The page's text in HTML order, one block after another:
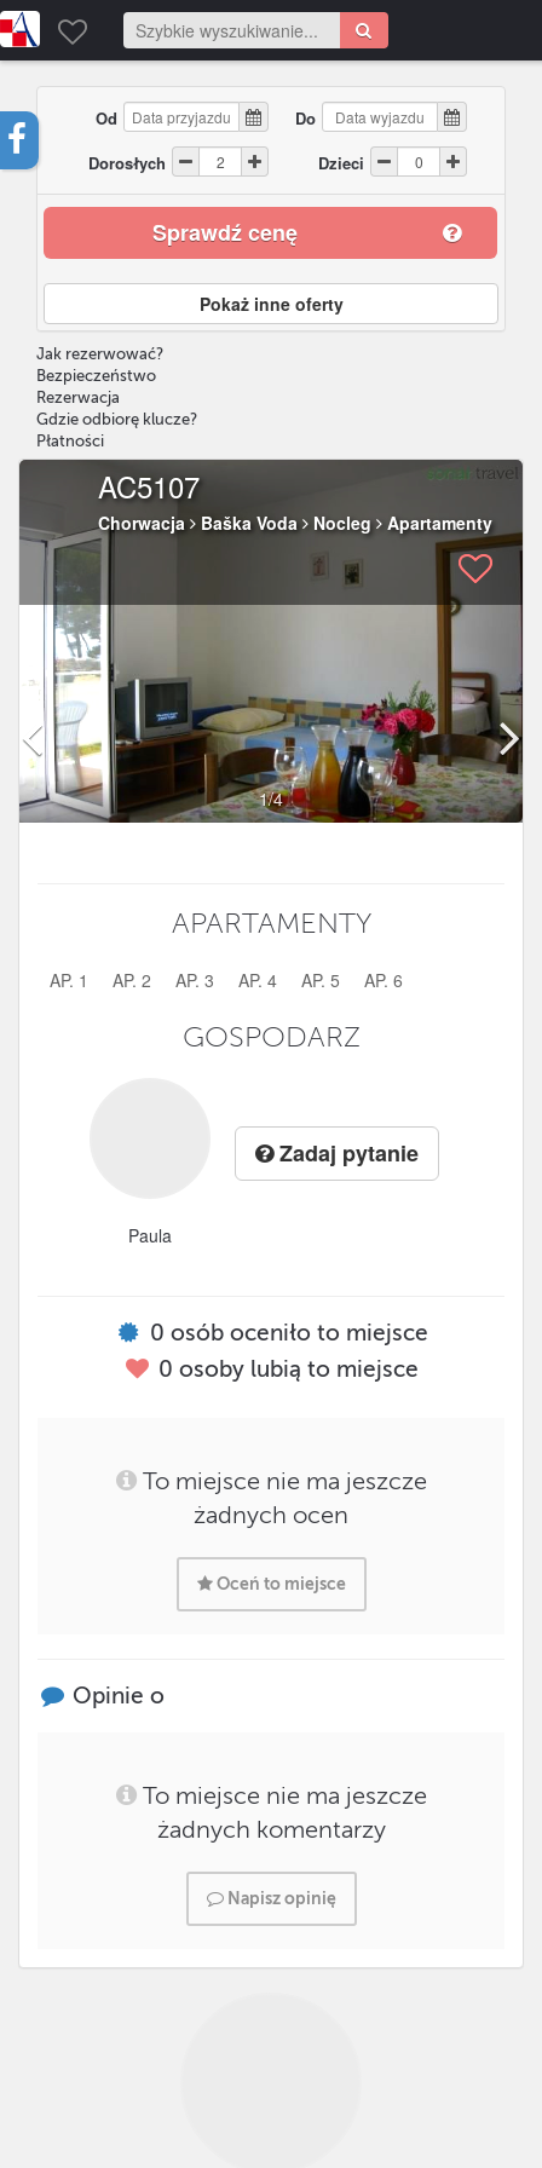
Od
Do
Dorosłych
Dzieci
Sprawdź cenę
Pokaż inne oferty
Jak rezerwować?
Bezpieczeństwo
Rezerwacja
Gdzie odbiorę klucze?
Płatności
AC5107
Chorwacja Baška Voda Nocleg Apartamenty
1/4
APARTAMENTY
AP. 1 AP. 2 AP. 3 AP. 4 AP. 5 AP. 6
GOSPODARZ
Paula
Zadaj pytanie
0 osób oceniło to miejsce
0 osoby lubią to miejsce
To miejsce nie ma jeszcze
żadnych ocen
Oceń to miejsce
Opinie o
To miejsce nie ma jeszcze
żadnych komentarzy
Napisz opinię